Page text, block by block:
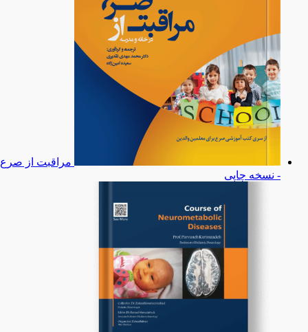
مراقبت از صرع
- نسخه چاپی